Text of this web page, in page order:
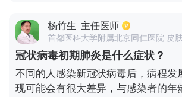
繁。在早期，刺激性干咳是疾病的高
咳嗽可能加重痰，通常在发烧咳嗽后
症状可能包括疲倦、厌食、烦躁不安
吐。
复发作。
杨竹生 主任医师
首都医科大学附属北京同仁医院 皮
冠状病毒初期肺炎是什么症状？
不同的人感染新冠状病毒后，病程发
现可能会有很大差异，与感染者的年